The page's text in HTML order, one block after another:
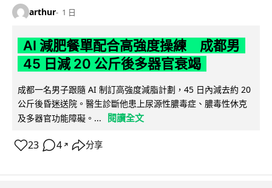
arthur 1 日
AI 減肥餐單配合高強度操練 成都男
45 日減 20 公斤後多器官衰竭
成都一名男子跟隨 AI 制訂高強度減脂計劃，45 日內減去約 20
公斤後昏迷送院。醫生診斷他患上尿源性膿毒症、膿毒性休克
及多器官功能障礙。...
閱讀全文
23 4 ↗ 分享